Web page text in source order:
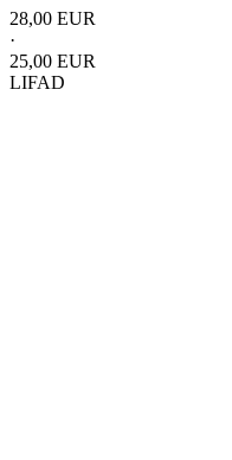
28,00 EUR
·
25,00 EUR
LIFAD